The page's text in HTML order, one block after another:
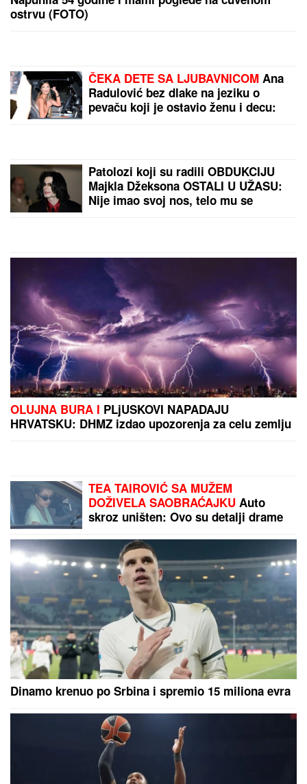
ostrvu (FOTO)
ČEKA DETE SA LJUBAVNICOM Ana
Radulović bez dlake na jeziku o
pevaču koji je ostavio ženu i decu:
Patolozi koji su radili OBDUKCIJU
Majkla Džeksona OSTALI U UŽASU:
Nije imao svoj nos, telo mu se
OLUJNA BURA I PLjUSKOVI NAPADAJU
HRVATSKU: DHMZ izdao upozorenja za celu zemlju
TEA TAIROVIĆ SA MUŽEM
DOŽIVELA SAOBRAĆAJKU Auto
skroz uništen: Ovo su detalji drame
Dinamo krenuo po Srbina i spremio 15 miliona evra